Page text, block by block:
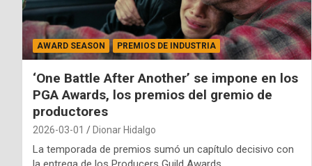
AWARD SEASON PREMIOS DE INDUSTRIA
‘One Battle After Another’ se impone en los
PGA Awards, los premios del gremio de
productores
2026-03-01 Dionar Hidalgo
La temporada de premios sumó un capítulo decisivo con